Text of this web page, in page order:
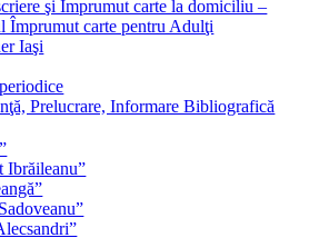
şi Împrumut carte la domiciliu –
Împrumut carte pentru Adulţi
Iaşi
Prelucrare, Informare Bibliografică
Ibrăileanu”